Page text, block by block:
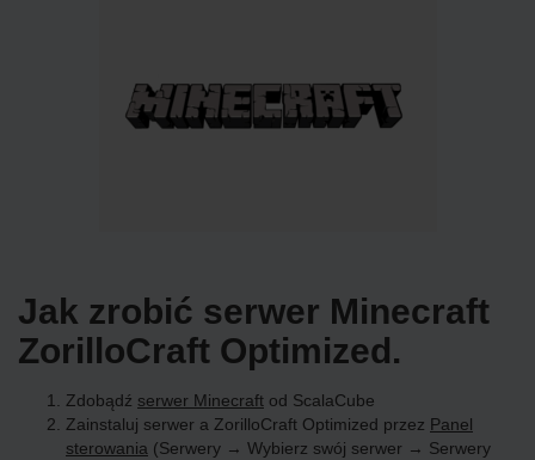
Jak zrobić serwer Minecraft
ZorilloCraft Optimized.
Zdobądź serwer Minecraft od ScalaCube
Zainstaluj serwer a ZorilloCraft Optimized przez Panel
sterowania (Serwery → Wybierz swój serwer → Serwery